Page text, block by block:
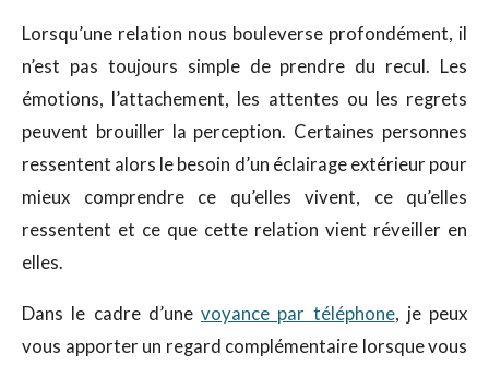
Lorsqu’une relation nous bouleverse profondément, il
n’est pas toujours simple de prendre du recul. Les
émotions, l’attachement, les attentes ou les regrets
peuvent brouiller la perception. Certaines personnes
ressentent alors le besoin d’un éclairage extérieur pour
mieux comprendre ce qu’elles vivent, ce qu’elles
ressentent et ce que cette relation vient réveiller en
elles.
Dans le cadre d’une voyance par téléphone, je peux
vous apporter un regard complémentaire lorsque vous